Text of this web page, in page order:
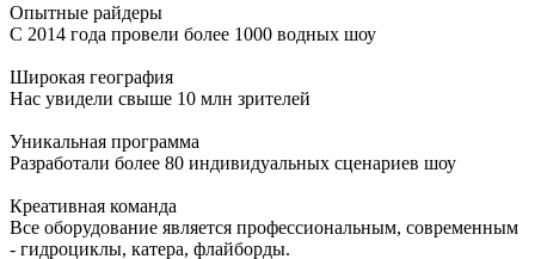
Опытные райдеры
С 2014 года провели более 1000 водных шоу
Широкая география
Нас увидели свыше 10 млн зрителей
Уникальная программа
Разработали более 80 индивидуальных сценариев шоу
Креативная команда
Все оборудование является профессиональным, современным
- гидроциклы, катера, флайборды.